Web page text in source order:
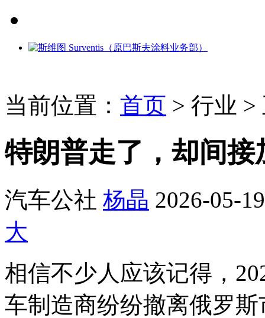
当前位置： 首页 > 行业 >
特朗普走了，却间
汽车公社 杨晶 2026-05-
大
相信不少人应该记得，
车制造商纷纷撤离俄罗